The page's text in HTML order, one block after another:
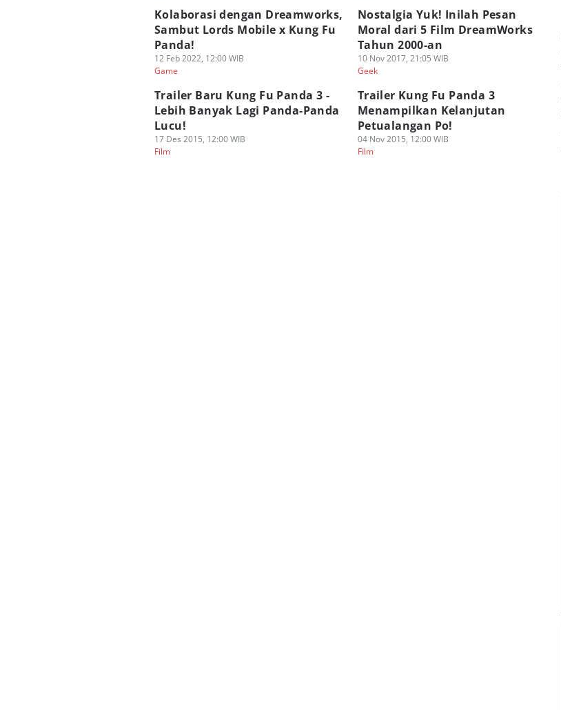
Kolaborasi dengan Dreamworks,
Sambut Lords Mobile x Kung Fu
Panda!
12 Feb 2022, 12:00 WIB
Game
Nostalgia Yuk! Inilah Pesan
Moral dari 5 Film DreamWorks
Tahun 2000-an
10 Nov 2017, 21:05 WIB
Geek
Trailer Baru Kung Fu Panda 3 -
Lebih Banyak Lagi Panda-Panda
Lucu!
17 Des 2015, 12:00 WIB
Film
Trailer Kung Fu Panda 3
Menampilkan Kelanjutan
Petualangan Po!
04 Nov 2015, 12:00 WIB
Film